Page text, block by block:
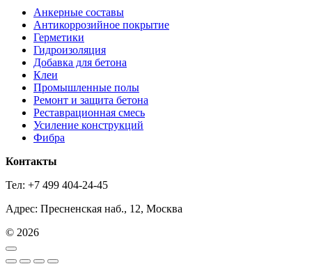
Анкерные составы
Антикоррозийное покрытие
Герметики
Гидроизоляция
Добавка для бетона
Клеи
Промышленные полы
Ремонт и защита бетона
Реставрационная смесь
Усиление конструкций
Фибра
Контакты
Тел: +7 499 404-24-45
Адрес: Пресненская наб., 12, Москва
© 2026